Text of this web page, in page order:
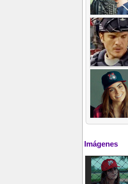
Imágenes